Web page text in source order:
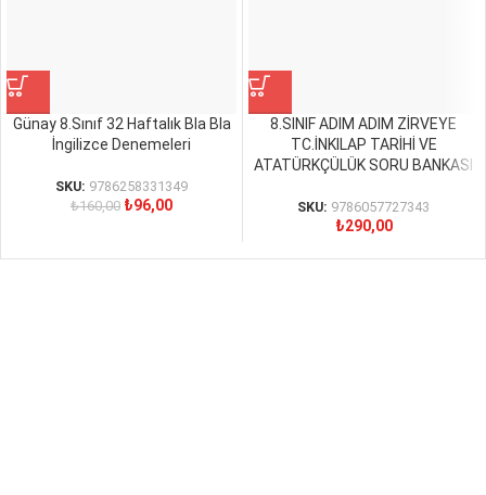
Günay 8.Sınıf 32 Haftalık Bla Bla
İngilizce Denemeleri
SKU: 9786258331349
₺160,00 ₺96,00
8.SINIF ADIM ADIM ZİRVEYE
TC.İNKILAP TARİHİ VE
ATATÜRKÇÜLÜK SORU BANKASI
SKU: 9786057727343
₺290,00